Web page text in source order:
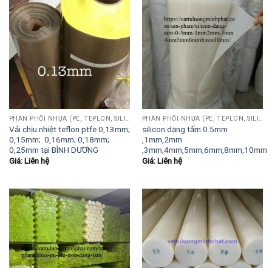
Vải chịu nhiệt teflon ptfe 0,13mm;
0,15mm; 0,16mm; 0,18mm;
0,25mm tại BÌNH DƯƠNG
Giá: Liên hệ
silicon dạng tấm 0.5mm
,1mm,2mm
,3mm,4mm,5mm,6mm,8mm,10mm
Giá: Liên hệ